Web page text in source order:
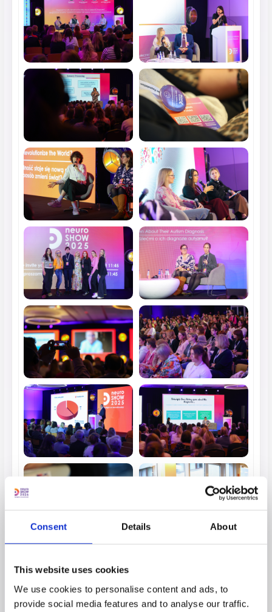
Consent Details About
This website uses cookies
We use cookies to personalise content and ads, to
provide social media features and to analyse our traffic.